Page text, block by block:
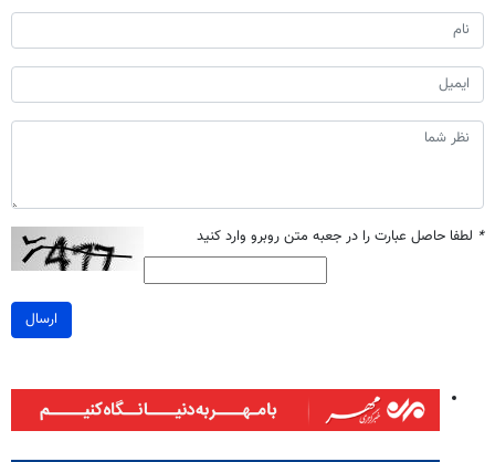
* لطفا حاصل عبارت را در جعبه متن روبرو وارد کنید
ارسال